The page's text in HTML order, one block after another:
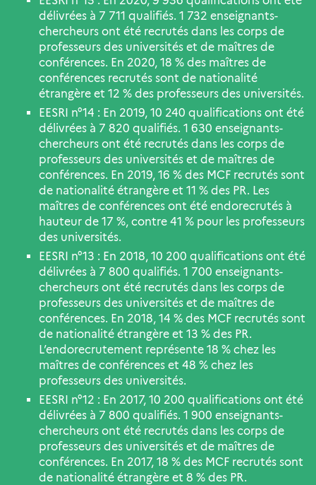
délivrées à 7 711 qualifiés. 1 732 enseignants-
chercheurs ont été recrutés dans les corps de
professeurs des universités et de maîtres de
conférences. En 2020, 18 % des maîtres de
conférences recrutés sont de nationalité
étrangère et 12 % des professeurs des universités.
EESRI n°14 : En 2019, 10 240 qualifications ont été
délivrées à 7 820 qualifiés. 1 630 enseignants-
chercheurs ont été recrutés dans les corps de
professeurs des universités et de maîtres de
conférences. En 2019, 16 % des MCF recrutés sont
de nationalité étrangère et 11 % des PR. Les
maîtres de conférences ont été endorecrutés à
hauteur de 17 %, contre 41 % pour les professeurs
des universités.
EESRI n°13 : En 2018, 10 200 qualifications ont été
délivrées à 7 800 qualifiés. 1 700 enseignants-
chercheurs ont été recrutés dans les corps de
professeurs des universités et de maîtres de
conférences. En 2018, 14 % des MCF recrutés sont
de nationalité étrangère et 13 % des PR.
L’endorecrutement représente 18 % chez les
maîtres de conférences et 48 % chez les
professeurs des universités.
EESRI n°12 : En 2017, 10 200 qualifications ont été
délivrées à 7 800 qualifiés. 1 900 enseignants-
chercheurs ont été recrutés dans les corps de
professeurs des universités et de maîtres de
conférences. En 2017, 18 % des MCF recrutés sont
de nationalité étrangère et 8 % des PR.